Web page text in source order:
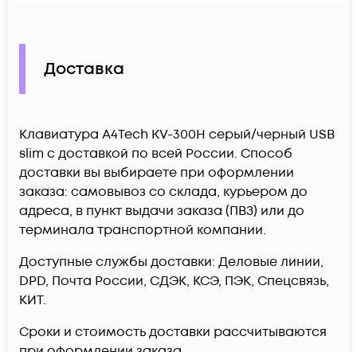
Доставка
Клавиатура A4Tech KV-300H серый/черный USB
slim c доставкой по всей России. Способ
доставки вы выбираете при оформлении
заказа: самовывоз со склада, курьером до
адреса, в пункт выдачи заказа (ПВЗ) или до
терминала транспортной компании.
Доступные службы доставки: Деловые линии,
DPD, Почта России, СДЭК, КСЭ, ПЭК, Спецсвязь,
КИТ.
Сроки и стоимость доставки рассчитываются